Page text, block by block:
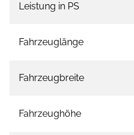
Leistung in PS
Fahrzeuglänge
Fahrzeugbreite
Fahrzeughöhe